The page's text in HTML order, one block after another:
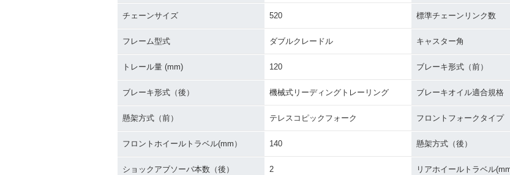
チェーンサイズ 520 標準チェーンリンク数
フレーム型式 ダブルクレードル キャスター角
トレール量 (mm) 120 ブレーキ形式（前）
ブレーキ形式（後） 機械式リーディングトレーリング ブレーキオイル適合規格
懸架方式（前） テレスコピックフォーク フロントフォークタイプ
フロントホイールトラベル(mm） 140 懸架方式（後）
ショックアブソーバ本数（後） 2 リアホイールトラベル(mm